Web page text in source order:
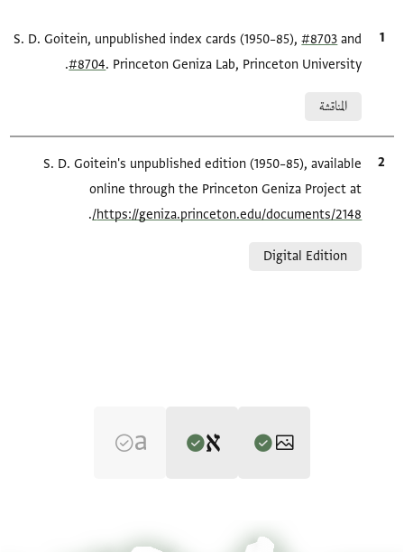
الاقتباس المرجعيS. D. Goitein, unpublished index cards (1950–85),#8703 and
#8704 . Princeton Geniza Lab, Princeton University.
المناقشة
الاقتباس المرجعي
S. D. Goitein's unpublished edition (1950–85), available
online through the Princeton Geniza Project at
https://geniza.princeton.edu/documents/2148/
.
Digital Edition
S. D. Goitein's unpublished edition (1950–85).